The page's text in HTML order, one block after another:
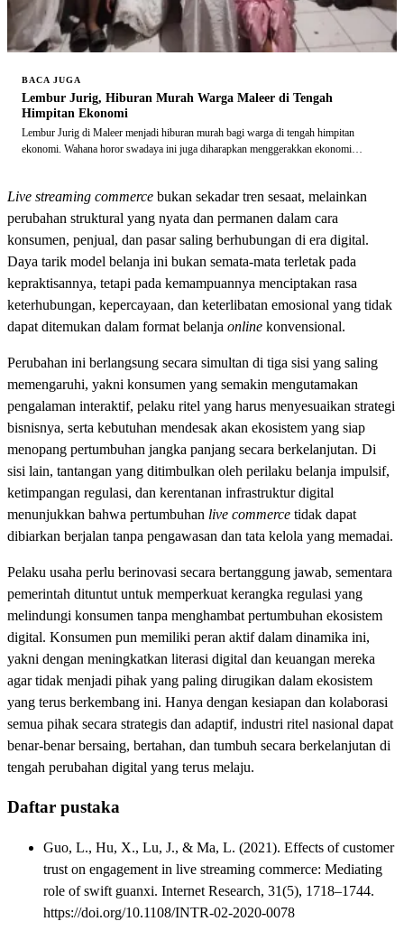
BACA JUGA
Lembur Jurig, Hiburan Murah Warga Maleer di Tengah
Himpitan Ekonomi
Lembur Jurig di Maleer menjadi hiburan murah bagi warga di tengah himpitan
ekonomi. Wahana horor swadaya ini juga diharapkan menggerakkan ekonomi
Live streaming commerce bukan sekadar tren sesaat, melainkan
perubahan struktural yang nyata dan permanen dalam cara
konsumen, penjual, dan pasar saling berhubungan di era digital.
Daya tarik model belanja ini bukan semata-mata terletak pada
kepraktisannya, tetapi pada kemampuannya menciptakan rasa
keterhubungan, kepercayaan, dan keterlibatan emosional yang tidak
dapat ditemukan dalam format belanja online konvensional.
Perubahan ini berlangsung secara simultan di tiga sisi yang saling
memengaruhi, yakni konsumen yang semakin mengutamakan
pengalaman interaktif, pelaku ritel yang harus menyesuaikan strategi
bisnisnya, serta kebutuhan mendesak akan ekosistem yang siap
menopang pertumbuhan jangka panjang secara berkelanjutan. Di
sisi lain, tantangan yang ditimbulkan oleh perilaku belanja impulsif,
ketimpangan regulasi, dan kerentanan infrastruktur digital
menunjukkan bahwa pertumbuhan live commerce tidak dapat
dibiarkan berjalan tanpa pengawasan dan tata kelola yang memadai.
Pelaku usaha perlu berinovasi secara bertanggung jawab, sementara
pemerintah dituntut untuk memperkuat kerangka regulasi yang
melindungi konsumen tanpa menghambat pertumbuhan ekosistem
digital. Konsumen pun memiliki peran aktif dalam dinamika ini,
yakni dengan meningkatkan literasi digital dan keuangan mereka
agar tidak menjadi pihak yang paling dirugikan dalam ekosistem
yang terus berkembang ini. Hanya dengan kesiapan dan kolaborasi
semua pihak secara strategis dan adaptif, industri ritel nasional dapat
benar-benar bersaing, bertahan, dan tumbuh secara berkelanjutan di
tengah perubahan digital yang terus melaju.
Daftar pustaka
Guo, L., Hu, X., Lu, J., & Ma, L. (2021). Effects of customer
trust on engagement in live streaming commerce: Mediating
role of swift guanxi. Internet Research, 31(5), 1718–1744.
https://doi.org/10.1108/INTR-02-2020-0078